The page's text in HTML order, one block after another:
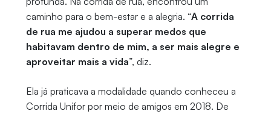
caminho para o bem-estar e a alegria. “A corrida
de rua me ajudou a superar medos que
habitavam dentro de mim, a ser mais alegre e
aproveitar mais a vida”, diz.
Ela já praticava a modalidade quando conheceu a
Corrida Unifor por meio de amigos em 2018. De